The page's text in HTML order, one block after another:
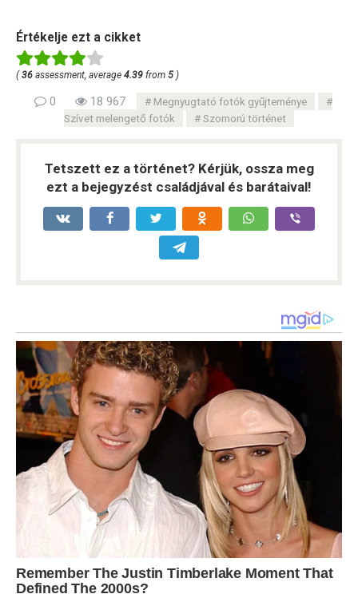
Értékelje ezt a cikket
(36 assessment, average 4.39 from 5 )
0 18 967
Megnyugtató fotók gyűjteménye
Szívet melengető fotók
Szomorú történet
Tetszett ez a történet? Kérjük, ossza meg
ezt a bejegyzést családjával és barátaival!